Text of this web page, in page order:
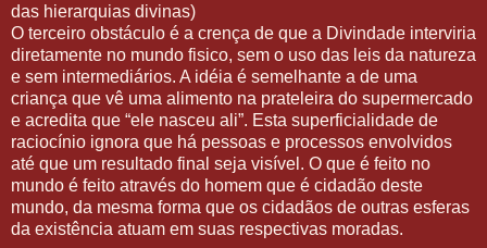
das hierarquias divinas)
O terceiro obstáculo é a crença de que a Divindade interviria
diretamente no mundo fisico, sem o uso das leis da natureza
e sem intermediários. A idéia é semelhante a de uma
criança que vê uma alimento na prateleira do supermercado
e acredita que “ele nasceu ali”. Esta superficialidade de
raciocínio ignora que há pessoas e processos envolvidos
até que um resultado final seja visível. O que é feito no
mundo é feito através do homem que é cidadão deste
mundo, da mesma forma que os cidadãos de outras esferas
da existência atuam em suas respectivas moradas.